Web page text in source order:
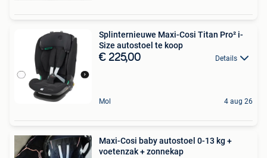
Splinternieuwe Maxi-Cosi Titan Pro² i-
Size autostoel te koop
€ 225,00 Details
Mol 4 aug 26
Maxi-Cosi baby autostoel 0-13 kg +
voetenzak + zonnekap